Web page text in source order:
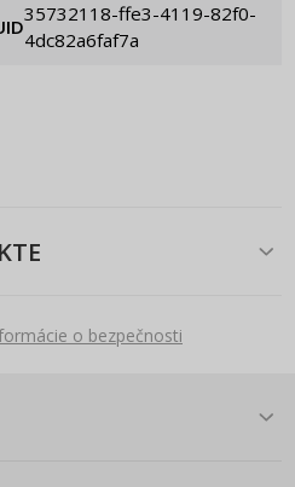
35732118-ffe3-4119-82f0-
4dc82a6faf7a
o bezpečnosti